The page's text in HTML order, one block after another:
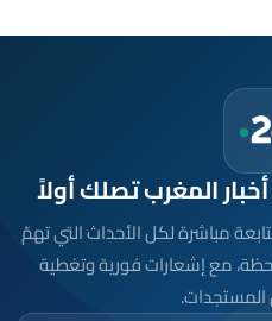
24 يوفّر لكم متابعة مباشرة لكل الأحداث التي تهمّ
مع إشعارات فورية وتغطية